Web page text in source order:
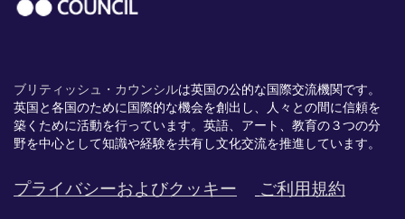
ブリティッシュ・カウンシルは英国の公的な国際交流機関です。
英国と各国のために国際的な機会を創出し、
人々との間に信頼を
築くために活動を行っています。英語、 アート、 教育の３つの分
野を中心として知識や経験を共有し文化交流を推進 しています。
プライバシーおよびクッキー ご利用規約